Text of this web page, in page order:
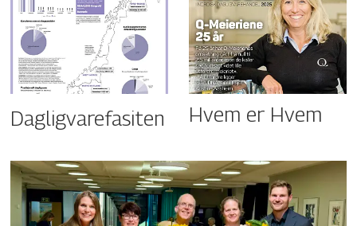
Dagligvarefasiten Hvem er Hvem